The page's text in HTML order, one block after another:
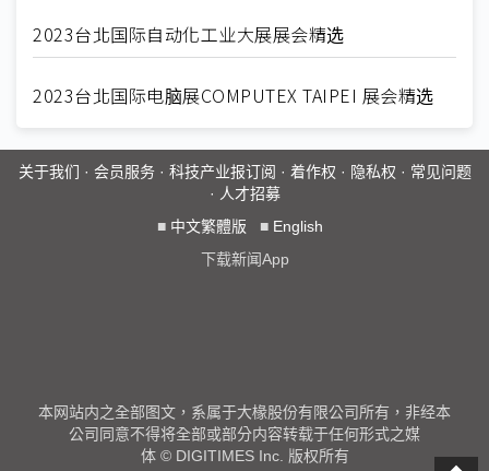
2023台北国际自动化工业大展展会精选
2023台北国际电脑展COMPUTEX TAIPEI 展会精选
关于我们 · 会员服务· 科技产业报订阅 · 着作权 · 隐私权 · 常见问题
· 人才招募
■ 中文繁體版 ■ English
下载新闻App
本网站内之全部图文，系属于大椽股份有限公司所有，非经本
公司同意不得将全部或部分内容转载于任何形式之媒
体 © DIGITIMES Inc. 版权所有